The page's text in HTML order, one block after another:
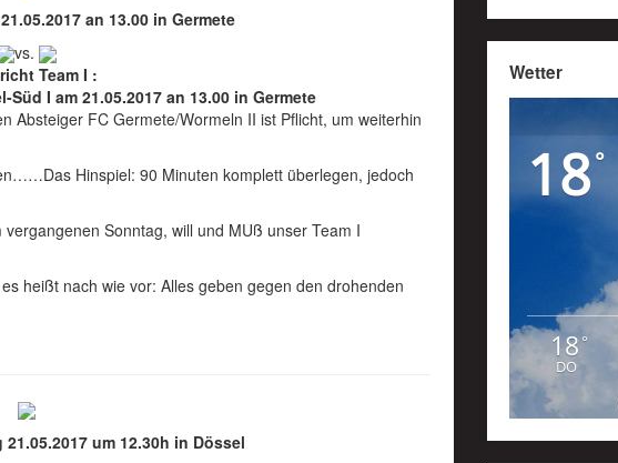
an 13.00 in Germete
vs.
Team I :
Süd I am 21.05.2017 an 13.00 in Germete
Absteiger FC Germete/Wormeln II ist Pflicht, um weiterhin
Hinspiel: 90 Minuten komplett überlegen, jedoch
Sonntag, will und MUß unser Team I
heißt nach wie vor: Alles geben gegen den drohenden
um 12.30h in Dössel
Wetter
18°
18°
DO